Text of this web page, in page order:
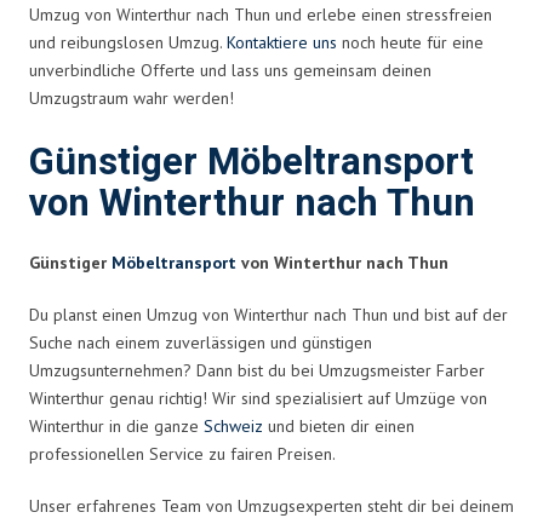
Umzug von Winterthur nach Thun und erlebe einen stressfreien
und reibungslosen Umzug. Kontaktiere uns noch heute für eine
unverbindliche Offerte und lass uns gemeinsam deinen
Umzugstraum wahr werden!
Günstiger Möbeltransport
von Winterthur nach Thun
Günstiger Möbeltransport von Winterthur nach Thun
Du planst einen Umzug von Winterthur nach Thun und bist auf der
Suche nach einem zuverlässigen und günstigen
Umzugsunternehmen? Dann bist du bei Umzugsmeister Farber
Winterthur genau richtig! Wir sind spezialisiert auf Umzüge von
Winterthur in die ganze Schweiz und bieten dir einen
professionellen Service zu fairen Preisen.
Unser erfahrenes Team von Umzugsexperten steht dir bei deinem